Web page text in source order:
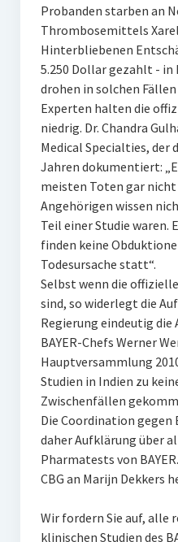
Probanden starben an
Thrombosemittels
Hinterbliebenen
5.250 Dollar gezahlt - in
drohen in solchen
Experten halten die
niedrig. Dr. Chandra
Medical Specialties, der
Jahren dokumentiert:
meisten Toten gar
Angehörigen wissen
Teil einer Studie
finden keine
Todesursache statt“.
Selbst wenn die
sind, so widerlegt die
Regierung eindeutig die
BAYER-Chefs Werner
Hauptversammlung
Studien in Indien zu
Zwischenfällen
Die Coordination gegen
daher Aufklärung über
Pharmatests von
CBG an Marijn Dekkers
Wir fordern Sie auf, alle
klinischen Studien des